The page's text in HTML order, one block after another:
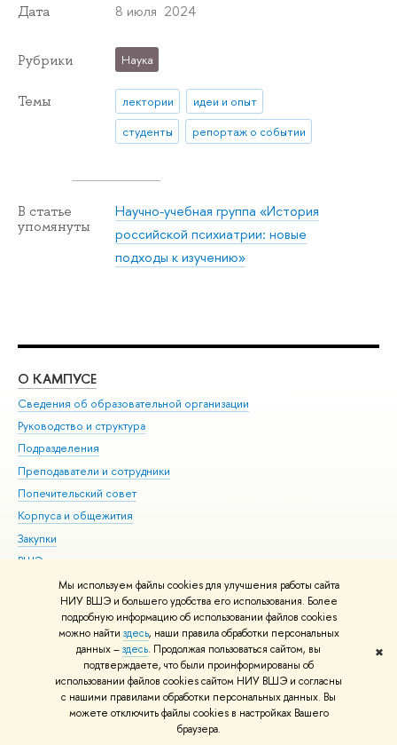
Мы используем файлы cookies для улучшения работы сайта
НИУ ВШЭ и большего удобства его использования. Более
подробную информацию об использовании файлов cookies
можно найти здесь, наши правила обработки персональных
данных –здесь. Продолжая пользоваться сайтом, вы
подтверждаете, что были проинформированы об
использовании файлов cookies сайтом НИУ ВШЭ и согласны
с нашими правилами обработки персональных данных. Вы
можете отключить файлы cookies в настройках Вашего
браузера.
✖
Дата 8 июля 2024
Рубрики Наука
Темы лектории
идеи и опыт
студенты
репортаж о событии
В статье
упомянуты
Научно-учебная группа «История
российской психиатрии: новые
подходы к изучению»
О КАМПУСЕ
Сведения об образовательной организации
Руководство и структура
Подразделения
Преподаватели и сотрудники
Попечительский совет
Корпуса и общежития
Закупки
ВШЭ для студентов с ограниченными возможностями
здоровья и инвалидностью
Версия для слабовидящих
Единая платежная страница
© НИУ ВШЭ 1993–2026 Адреса и контакты Условия использования
материалов Политика конфиденциальности Карта сайта
Шрифты HSE Sans и HSE Slab разработаны вШколе дизайна НИУ ВШЭ